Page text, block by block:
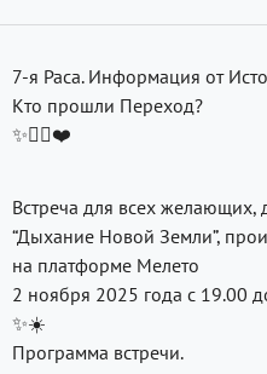
7-я Раса. Информация от
Кто прошли Переход?
✨❤️
Встреча для всех желающих,
“Дыхание Новой Земли”,
на платформе Мелето
2 ноября 2025 года с 19.00
✨☀️
Программа встречи.